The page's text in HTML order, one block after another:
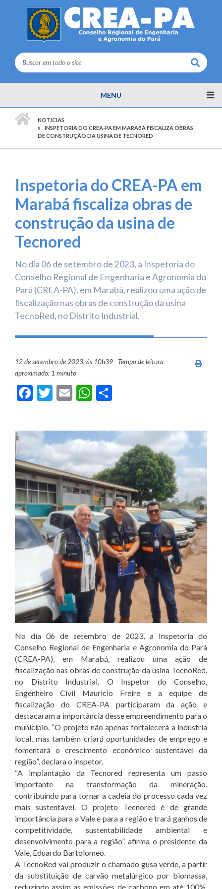
Buscar
MENU
NOTICIAS
INSPETORIA DO CREA-PA EM MARABÁ FISCALIZA OBRAS
DE CONSTRUÇÃO DA USINA DE TECNORED
Inspetoria do CREA-PA em
Marabá fiscaliza obras de
construção da usina de
Tecnored
No dia 06 de setembro de 2023, a Inspetoria do
Conselho Regional de Engenharia e Agronomia do
Pará (CREA-PA), em Marabá, realizou uma ação de
fiscalização nas obras de construção da usina
TecnoRed, no Distrito Industrial.
12 de setembro de 2023, às 10h39 - Tempo de leitura
aproximado: 1 minuto
Facebook
Twitter
EmailWhatsApp
No dia 06 de setembro de 2023, a Inspetoria do
Conselho Regional de Engenharia e Agronomia do Pará
(CREA-PA), em Marabá, realizou uma ação de
fiscalização nas obras de construção da usina TecnoRed,
no Distrito Industrial. O Inspetor do Conselho,
Engenheiro Civil Mauricio Freire e a equipe de
fiscalização do CREA-PA participaram da ação e
destacaram a importância desse empreendimento para o
município. “O projeto não apenas fortalecerá a indústria
local, mas também criará oportunidades de emprego e
fomentará o crescimento econômico sustentável da
região”, declara o inspetor.
“A implantação da Tecnored representa um passo
importante na transformação da mineração,
contribuindo para tornar a cadeia do processo cada vez
mais sustentável. O projeto Tecnored é de grande
importância para a Vale e para a região e trará ganhos de
competitividade, sustentabilidade ambiental e
desenvolvimento para a região”, afirma o presidente da
Vale, Eduardo Bartolomeo.
A TecnoRed vai produzir o chamado gusa verde, a partir
da substituição de carvão metalúrgico por biomassa,
reduzindo assim as emissões de carbono em até 100%,